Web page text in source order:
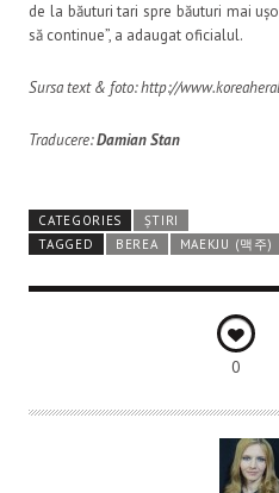
de la băuturi tari spre băuturi mai
să continue”, a adaugat oficialul.
Sursa text & foto: http://
Traducere:Damian Stan
CATEGORIES
ȘTIRI
TAGGED
BEREA MAEKJU (맥주)
0